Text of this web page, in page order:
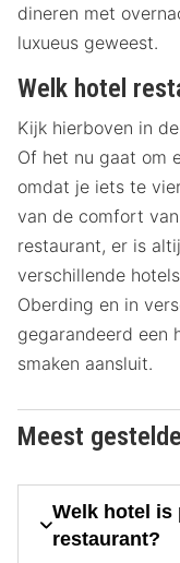
dineren met
luxueus geweest.
Welk hotel
Kijk hierboven in
Of het nu gaat om
omdat je iets te
van de comfort
restaurant, er is
verschillende
Oberding en in
gegarandeerd een
smaken aansluit.
Meest
Welk hotel is
restaurant?